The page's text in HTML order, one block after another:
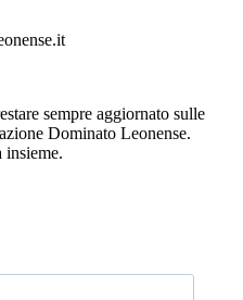
sempre aggiornato sulle
Dominato Leonense.
insieme.